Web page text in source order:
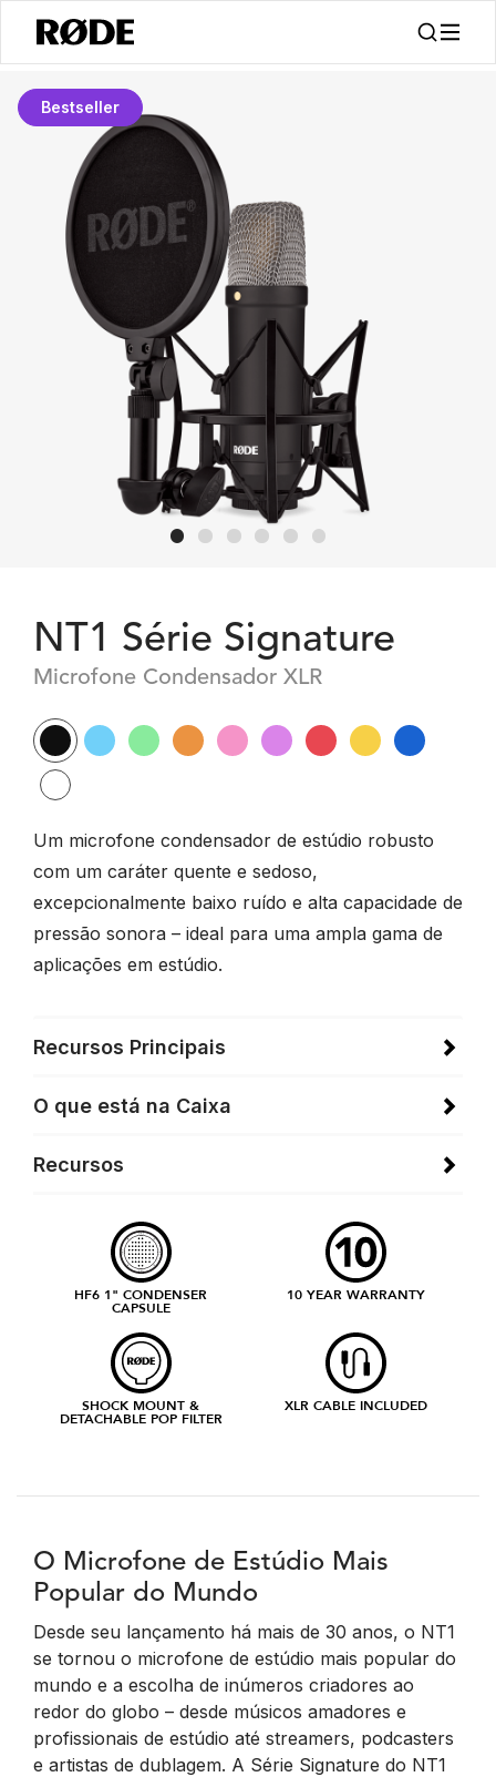
Bestseller
NT1 Série Signature
Microfone Condensador XLR
Um microfone condensador de estúdio robusto
com um caráter quente e sedoso,
excepcionalmente baixo ruído e alta capacidade de
pressão sonora – ideal para uma ampla gama de
aplicações em estúdio.
Recursos Principais
O que está na Caixa
Recursos
HF6 1" CONDENSER
CAPSULE
10 YEAR WARRANTY
SHOCK MOUNT &
DETACHABLE POP FILTER
XLR CABLE INCLUDED
O Microfone de Estúdio Mais
Popular do Mundo
Desde seu lançamento há mais de 30 anos, o NT1
se tornou o microfone de estúdio mais popular do
mundo e a escolha de inúmeros criadores ao
redor do globo – desde músicos amadores e
profissionais de estúdio até streamers, podcasters
e artistas de dublagem. A Série Signature do NT1